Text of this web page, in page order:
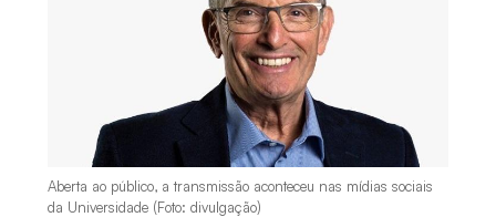
Aberta ao público, a transmissão aconteceu nas mídias sociais
da Universidade (Foto: divulgação)